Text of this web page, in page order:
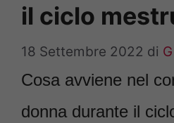
il ciclo
18 Settembre 2022 di
Cosa avviene nel
donna durante il